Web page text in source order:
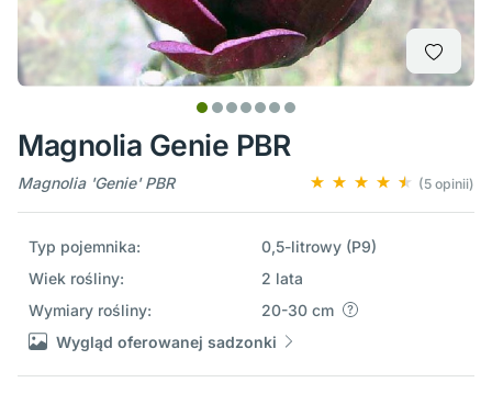
Magnolia Genie PBR
Magnolia 'Genie' PBR (5 opinii)
Typ pojemnika:
0,5-litrowy (P9)
Wiek rośliny:
2 lata
Wymiary rośliny:
20-30 cm
Wygląd oferowanej sadzonki